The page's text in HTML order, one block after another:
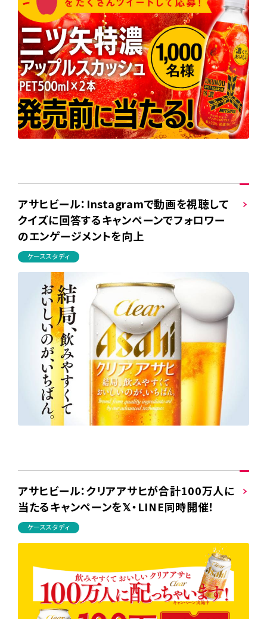
アサヒビール：Instagramで動画を視聴して
クイズに回答するキャンペーンでフォロワー
のエンゲージメントを向上
ケーススタディ
アサヒビール：クリアアサヒが合計100万人に
当たるキャンペーンを𝕏・LINE同時開催！
ケーススタディ